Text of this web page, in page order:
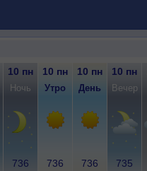
10 пн 10 пн 10 пн 10 пн
Ночь Утро День Вечер
736 736 736 735